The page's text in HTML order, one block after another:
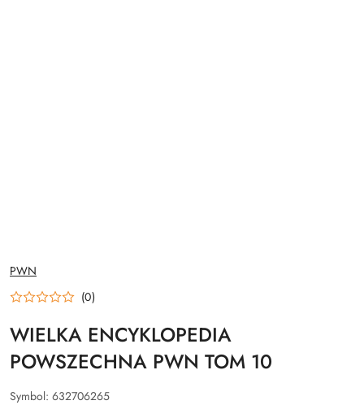
NAZWA
PRODUCENTA:
PWN
(0)
WIELKA ENCYKLOPEDIA
POWSZECHNA PWN TOM 10
Symbol: 632706265